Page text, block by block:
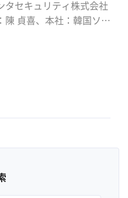
タセキュリティ株式会社
陳 貞喜、本社：韓国ソウ
WMS」、およびク
WAF+」におい
表取締役：大江龍介、